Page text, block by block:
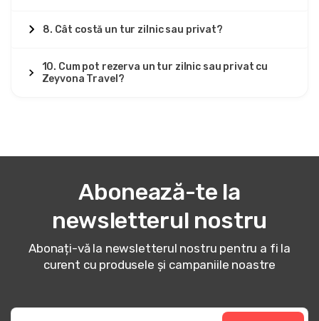
8. Cât costă un tur zilnic sau privat?
10. Cum pot rezerva un tur zilnic sau privat cu
Zeyvona Travel?
Abonează-te la
newsletterul nostru
Abonați-vă la newsletterul nostru pentru a fi la
curent cu produsele și campaniile noastre